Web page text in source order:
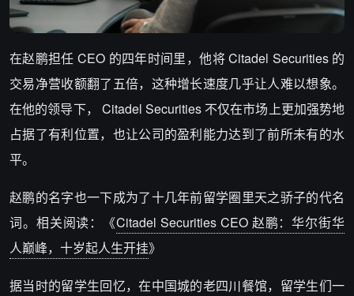
在赵鹏担任 CEO 的四年时间里，他将 Citadel Securities 的
交易净营收额翻了五倍，这种增长速度几乎让人难以想象。
在他的领导下， Citadel Securities 不仅在市场上更加强势地
占据了有利位置，也让公司的盈利能力达到了前所未有的水
平。
赵鹏的名字也一下成为了十几年前留学圈里天之骄子的代名
词。相关阅读：《Citadel Securities CEO 赵鹏：华尔街华
人巅峰，十岁起人生开挂》
据当时的留学生回忆，在中国城的老四川餐馆，留学生们一